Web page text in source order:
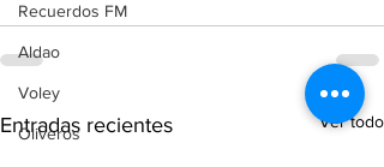
Recuerdos FM
Aldao
Voley
Oliveros
Entradas recientes Ver todo